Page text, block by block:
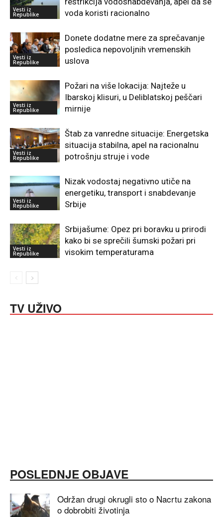
Vesti iz
Republike
voda koristi racionalno
Vesti iz
Republike
Donete dodatne mere za sprečavanje
posledica nepovoljnih vremenskih
uslova
Vesti iz
Republike
Požari na više lokacija: Najteže u
Ibarskoj klisuri, u Deliblatskoj peščari
mirnije
Vesti iz
Republike
Štab za vanredne situacije: Energetska
situacija stabilna, apel na racionalnu
potrošnju struje i vode
Vesti iz
Republike
Nizak vodostaj negativno utiče na
energetiku, transport i snabdevanje
Srbije
Vesti iz
Republike
Srbijašume: Opez pri boravku u prirodi
kako bi se sprečili šumski požari pri
visokim temperaturama
TV UŽIVO
POSLEDNJE OBJAVE
Održan drugi okrugli sto o Nacrtu zakona
o dobrobiti životinja